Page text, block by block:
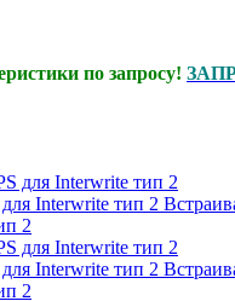
по запросу!